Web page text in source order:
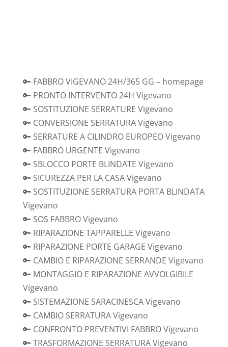
🔑 FABBRO VIGEVANO 24H/365 GG – homepage
🔑 PRONTO INTERVENTO 24H Vigevano
🔑 SOSTITUZIONE SERRATURE Vigevano
🔑 CONVERSIONE SERRATURA Vigevano
🔑 SERRATURE A CILINDRO EUROPEO Vigevano
🔑 FABBRO URGENTE Vigevano
🔑 SBLOCCO PORTE BLINDATE Vigevano
🔑 SICUREZZA PER LA CASA Vigevano
🔑 SOSTITUZIONE SERRATURA PORTA BLINDATA
Vigevano
🔑 SOS FABBRO Vigevano
🔑 RIPARAZIONE TAPPARELLE Vigevano
🔑 RIPARAZIONE PORTE GARAGE Vigevano
🔑 CAMBIO E RIPARAZIONE SERRANDE Vigevano
🔑 MONTAGGIO E RIPARAZIONE AVVOLGIBILE
Vigevano
🔑 SISTEMAZIONE SARACINESCA Vigevano
🔑 CAMBIO SERRATURA Vigevano
🔑 CONFRONTO PREVENTIVI FABBRO Vigevano
🔑 TRASFORMAZIONE SERRATURA Vigevano